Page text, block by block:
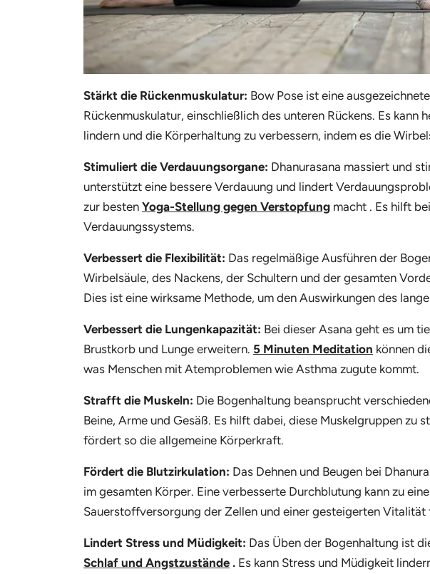
Stärkt die Rückenmuskulatur: Bow Pose ist eine
Rückenmuskulatur, einschließlich des unteren Rückens. Es kann
lindern und die Körperhaltung zu verbessern, indem es die
Stimuliert die Verdauungsorgane: Dhanurasana massiert und
unterstützt eine bessere Verdauung und lindert
zur besten Yoga-Stellung gegen Verstopfung macht . Es hilft
Verdauungssystems.
Verbessert die Flexibilität: Das regelmäßige Ausführen der
Wirbelsäule, des Nackens, der Schultern und der gesamten
Dies ist eine wirksame Methode, um den Auswirkungen des
Verbessert die Lungenkapazität: Bei dieser Asana geht es um
Brustkorb und Lunge erweitern. 5 Minuten Meditation können
was Menschen mit Atemproblemen wie Asthma zugute kommt.
Strafft die Muskeln: Die Bogenhaltung beansprucht
Beine, Arme und Gesäß. Es hilft dabei, diese Muskelgruppen zu
fördert so die allgemeine Körperkraft.
Fördert die Blutzirkulation: Das Dehnen und Beugen bei
im gesamten Körper. Eine verbesserte Durchblutung kann zu
Sauerstoffversorgung der Zellen und einer gesteigerten Vitalität
Lindert Stress und Müdigkeit: Das Üben der Bogenhaltung ist
Schlaf und Angstzustände . Es kann Stress und Müdigkeit